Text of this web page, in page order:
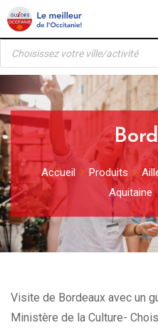
Skip
to
content
Recherche
produits
Accueil Produits
Aquitaine
Visite de Bordeaux avec un
Ministère de la Culture-